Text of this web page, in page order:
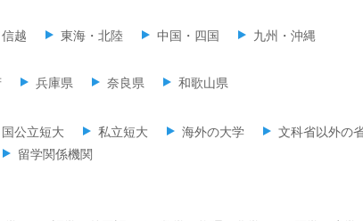
越 東海・北陸 中国・四国 九州・沖縄
兵庫県 奈良県 和歌山県
国公立短大 私立短大 海外の大学 文科省以外の
留学関係機関